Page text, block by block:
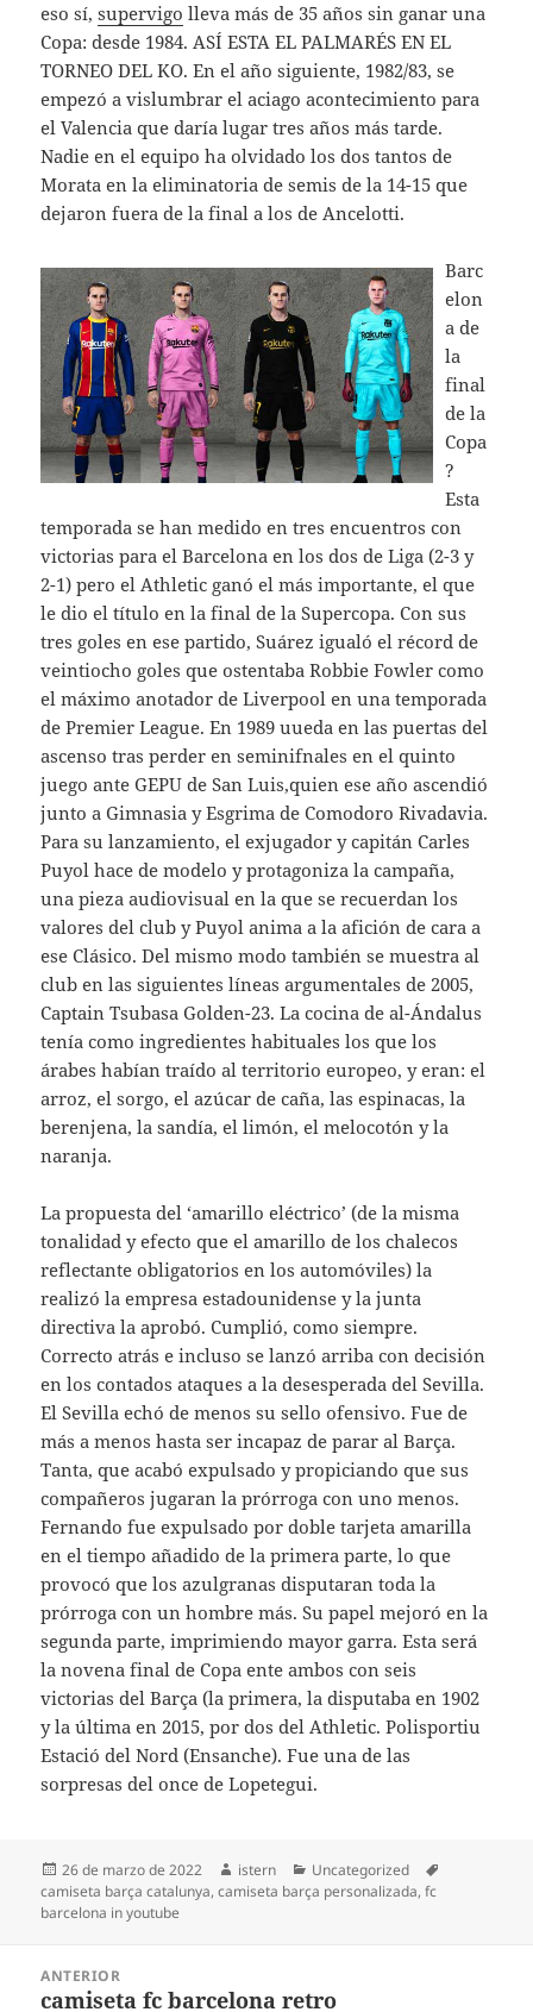
eso sí,supervigo lleva más de 35 años sin ganar una
Copa: desde 1984. ASÍ ESTA EL PALMARÉS EN EL
TORNEO DEL KO. En el año siguiente, 1982/83, se
empezó a vislumbrar el aciago acontecimiento para
el Valencia que daría lugar tres años más tarde.
Nadie en el equipo ha olvidado los dos tantos de
Morata en la eliminatoria de semis de la 14-15 que
dejaron fuera de la final a los de Ancelotti.
Barc
elon
a de
la
final
de la
Copa
?
Esta
temporada se han medido en tres encuentros con
victorias para el Barcelona en los dos de Liga (2-3 y
2-1) pero el Athletic ganó el más importante, el que
le dio el título en la final de la Supercopa. Con sus
tres goles en ese partido, Suárez igualó el récord de
veintiocho goles que ostentaba Robbie Fowler como
el máximo anotador de Liverpool en una temporada
de Premier League. En 1989 uueda en las puertas del
ascenso tras perder en seminifnales en el quinto
juego ante GEPU de San Luis,quien ese año ascendió
junto a Gimnasia y Esgrima de Comodoro Rivadavia.
Para su lanzamiento, el exjugador y capitán Carles
Puyol hace de modelo y protagoniza la campaña,
una pieza audiovisual en la que se recuerdan los
valores del club y Puyol anima a la afición de cara a
ese Clásico. Del mismo modo también se muestra al
club en las siguientes líneas argumentales de 2005,
Captain Tsubasa Golden-23. La cocina de al-Ándalus
tenía como ingredientes habituales los que los
árabes habían traído al territorio europeo, y eran: el
arroz, el sorgo, el azúcar de caña, las espinacas, la
berenjena, la sandía, el limón, el melocotón y la
naranja.
La propuesta del ‘amarillo eléctrico’ (de la misma
tonalidad y efecto que el amarillo de los chalecos
reflectante obligatorios en los automóviles) la
realizó la empresa estadounidense y la junta
directiva la aprobó. Cumplió, como siempre.
Correcto atrás e incluso se lanzó arriba con decisión
en los contados ataques a la desesperada del Sevilla.
El Sevilla echó de menos su sello ofensivo. Fue de
más a menos hasta ser incapaz de parar al Barça.
Tanta, que acabó expulsado y propiciando que sus
compañeros jugaran la prórroga con uno menos.
Fernando fue expulsado por doble tarjeta amarilla
en el tiempo añadido de la primera parte, lo que
provocó que los azulgranas disputaran toda la
prórroga con un hombre más. Su papel mejoró en la
segunda parte, imprimiendo mayor garra. Esta será
la novena final de Copa ente ambos con seis
victorias del Barça (la primera, la disputaba en 1902
y la última en 2015, por dos del Athletic. Polisportiu
Estació del Nord (Ensanche). Fue una de las
sorpresas del once de Lopetegui.
Publicado
el
26 de marzo de 2022 Autor
istern Categorías
Uncategorized
camiseta barça catalunya,camiseta barça personalizada,fc
barcelona in youtube
ANTERIOR
Entrada
camiseta fc barcelona retro